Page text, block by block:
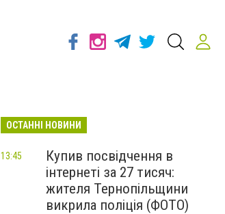
ОСТАННІ НОВИНИ
Купив посвідчення в
інтернеті за 27 тисяч:
жителя Тернопільщини
викрила поліція (ФОТО)
13:45